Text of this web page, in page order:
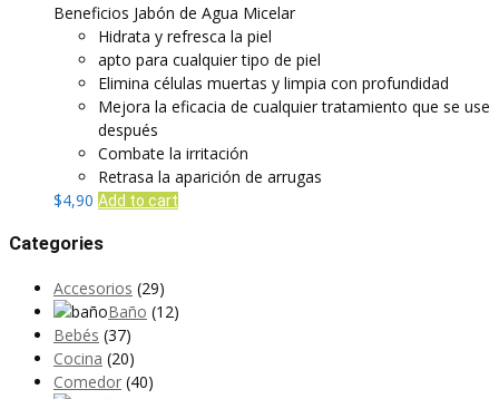
Beneficios Jabón de Agua Micelar
Hidrata y refresca la piel
apto para cualquier tipo de piel
Elimina células muertas y limpia con profundidad
Mejora la eficacia de cualquier tratamiento que se use
después
Combate la irritación
Retrasa la aparición de arrugas
$4,90 Add to cart
Categories
Accesorios (29)
Baño (12)
Bebés (37)
Cocina (20)
Comedor (40)